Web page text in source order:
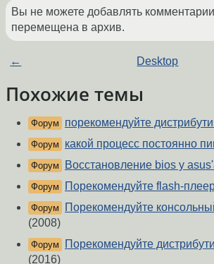
Вы не можете добавлять
перемещена в архив.
← Desktop
Похожие темы
Форум порекомендуйте
Форум какой процесс постоянно
Форум Восстановление bios у
Форум Порекомендуйте flash-
Форум
Порекомендуйте
(2008)
Форум
Порекомендуйте
(2016)